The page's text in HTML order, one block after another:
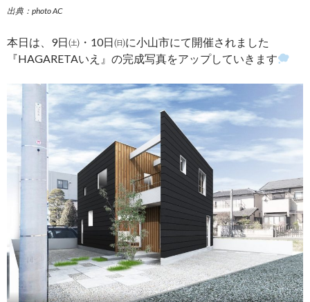
出典：photo AC
本日は、9日㈯・10日㈰に小山市にて開催されました
『HAGARETAいえ』の完成写真をアップしていきます